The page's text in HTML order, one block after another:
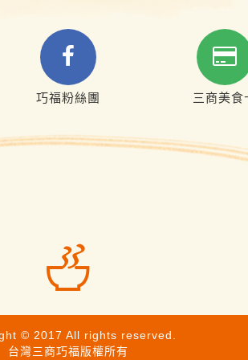
巧福粉絲團 三商美食
© 2017 All rights reserved.
台灣三商巧福版權所有